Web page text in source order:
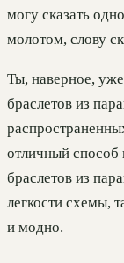
могу сказать
молотом, слову
Ты, наверное,
браслетов из
отличный способ
браслетов из
легкости схемы,
и модно.